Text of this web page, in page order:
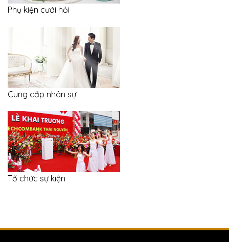
Phụ kiện cưới hỏi
Cung cấp nhân sự
Tổ chức sự kiện